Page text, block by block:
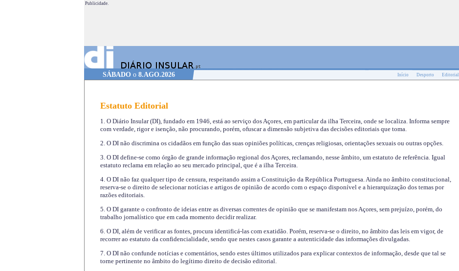
Publicidade.
SÁBADO o 8.AGO.2026 Início Desporto Editorial
Estatuto Editorial
1. O Diário Insular (DI), fundado em 1946, está ao serviço dos Açores, em particular da ilha Terceira, onde se localiza. Informa sempre
com verdade, rigor e isenção, não procurando, porém, ofuscar a dimensão subjetiva das decisões editoriais que toma.
2. O DI não discrimina os cidadãos em função das suas opiniões políticas, crenças religiosas, orientações sexuais ou outras opções.
3. O DI define-se como órgão de grande informação regional dos Açores, reclamando, nesse âmbito, um estatuto de referência. Igual
estatuto reclama em relação ao seu mercado principal, que é a ilha Terceira.
4. O DI não faz qualquer tipo de censura, respeitando assim a Constituição da República Portuguesa. Ainda no âmbito constitucional,
reserva-se o direito de selecionar notícias e artigos de opinião de acordo com o espaço disponível e a hierarquização dos temas por
razões editoriais.
5. O DI garante o confronto de ideias entre as diversas correntes de opinião que se manifestam nos Açores, sem prejuízo, porém, do
trabalho jornalístico que em cada momento decidir realizar.
6. O DI, além de verificar as fontes, procura identificá-las com exatidão. Porém, reserva-se o direito, no âmbito das leis em vigor, de
recorrer ao estatuto da confidencialidade, sendo que nestes casos garante a autenticidade das informações divulgadas.
7. O DI não confunde notícias e comentários, sendo estes últimos utilizados para explicar contextos de informação, desde que tal se
torne pertinente no âmbito do legítimo direito de decisão editorial.